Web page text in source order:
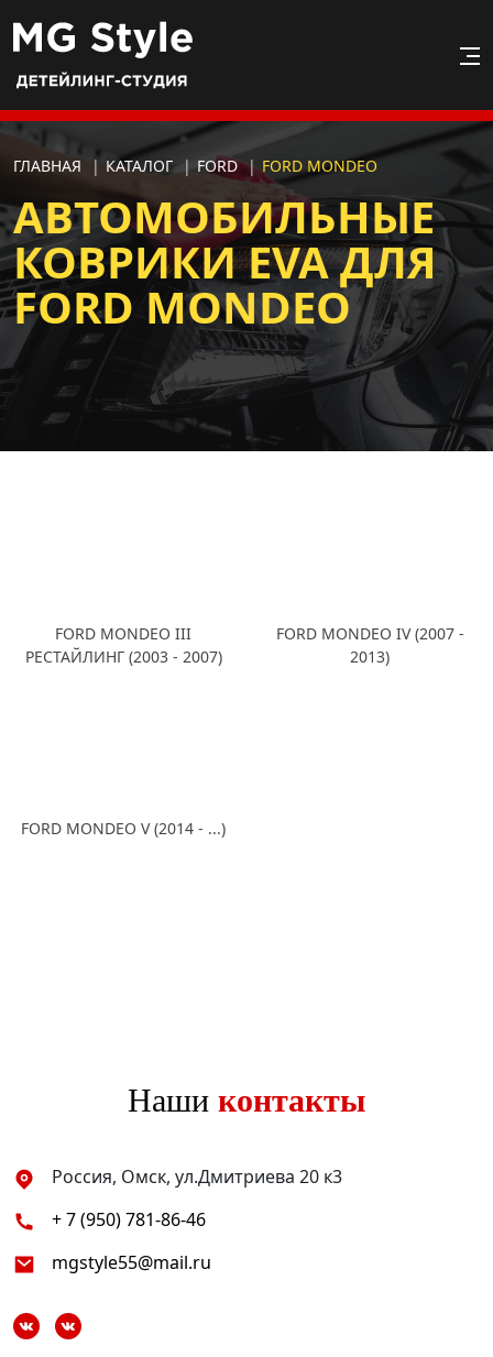
ГЛАВНАЯ | КАТАЛОГ | FORD | FORD MONDEO
АВТОМОБИЛЬНЫЕ
КОВРИКИ EVA ДЛЯ
FORD MONDEO
FORD MONDEO III
РЕСТАЙЛИНГ (2003 - 2007)
FORD MONDEO IV (2007 -
2013)
FORD MONDEO V (2014 - ...)
Наши контакты
Россия, Омск, ул.Дмитриева 20 к3
+ 7 (950) 781-86-46
mgstyle55@mail.ru